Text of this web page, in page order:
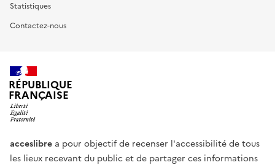
Statistiques
Contactez-nous
RÉPUBLIQUE
FRANÇAISE
acceslibre a pour objectif de recenser l'accessibilité de tous
les lieux recevant du public et de partager ces informations